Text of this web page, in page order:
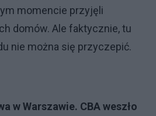
momencie przyjęli
domów. Ale faktycznie, tu
nie można się przyczepić.
w Warszawie. CBA weszło